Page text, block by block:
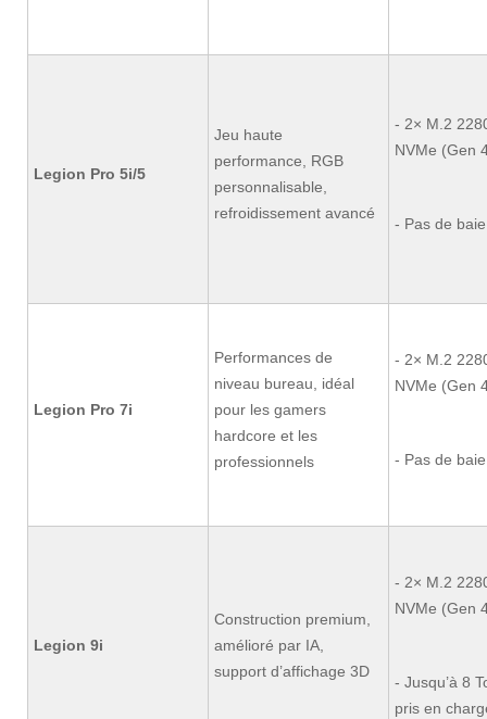
Legion Pro 5i/5
Jeu haute
performance, RGB
personnalisable,
refroidissement avancé
- 2× M.2
NVMe (Gen
- Pas de
Legion Pro 7i
Performances de
niveau bureau, idéal
pour les gamers
hardcore et les
professionnels
- 2× M.2
NVMe (Gen
- Pas de
Legion 9i
Construction premium,
amélioré par IA,
support d’affichage 3D
- 2× M.2
NVMe (Gen
- Jusqu’à 8
pris en